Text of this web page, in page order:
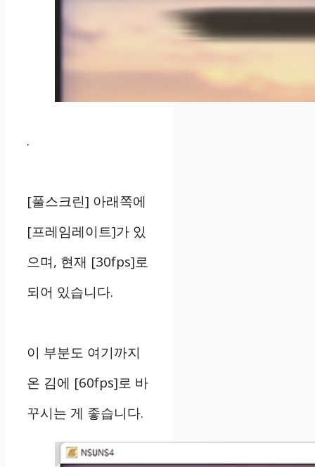
.
[풀스크린] 아래쪽에
[프레임레이트]가 있
으며, 현재 [30fps]로
되어 있습니다.
이 부분도 여기까지
온 김에 [60fps]로 바
꾸시는 게 좋습니다.